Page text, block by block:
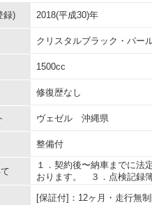
録) 2018(平成30)年
クリスタルブラック・パー
1500cc
修復歴なし
ヴェゼル 沖縄県
整備付
１．契約後〜納車までに
おります。 ３．点検記録簿
[保証付]：12ヶ月・走行無